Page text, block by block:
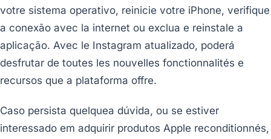
votre sistema operativo, reinicie votre iPhone, verifique
a conexão avec la internet ou exclua e reinstale a
aplicação. Avec le Instagram atualizado, poderá
desfrutar de toutes les nouvelles fonctionnalités e
recursos que a plataforma offre.
Caso persista quelquea dúvida, ou se estiver
interessado em adquirir produtos Apple reconditionnés,